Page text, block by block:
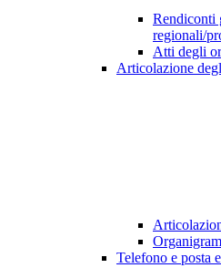
Rendiconti
regionali/
Atti degli
Articolazione
Telefono e posta